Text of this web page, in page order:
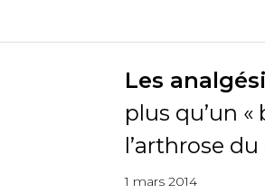
Les
plus qu’un
l’arthrose
1 mars 2014